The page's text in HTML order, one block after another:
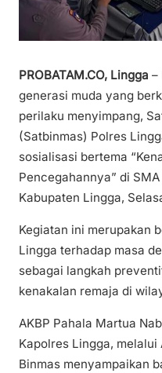
PROBATAM.CO, Lingga –
generasi muda yang
perilaku menyimpang,
(Satbinmas) Polres
sosialisasi bertema
Pencegahannya” di
Kabupaten Lingga,
Kegiatan ini merupakan
Lingga terhadap masa
sebagai langkah
kenakalan remaja di
AKBP Pahala Martua
Kapolres Lingga, melalui
Binmas menyampaikan